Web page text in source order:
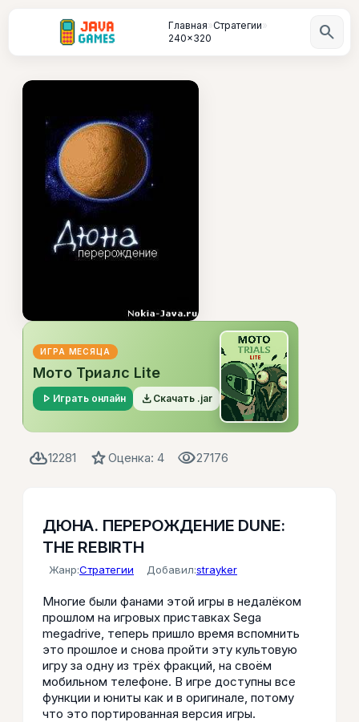
Главная»Стратегии»
240x320
search
ИГРА МЕСЯЦА
Мото Триалс Lite
play_arrow Играть онлайн file_download Скачать .jar
cloud_download12281 starОценка: 4 visibility27176
ДЮНА. ПЕРЕРОЖДЕНИЕ DUNE:
THE REBIRTH
Жанр:Стратегии Добавил:strayker
Многие были фанами этой игры в недалёком
прошлом на игровых приставках Sega
megadrive, теперь пришло время вспомнить
это прошлое и снова пройти эту культовую
игру за одну из трёх фракций, на своём
мобильном телефоне. В игре доступны все
функции и юниты как и в оригинале, потому
что это портированная версия игры.